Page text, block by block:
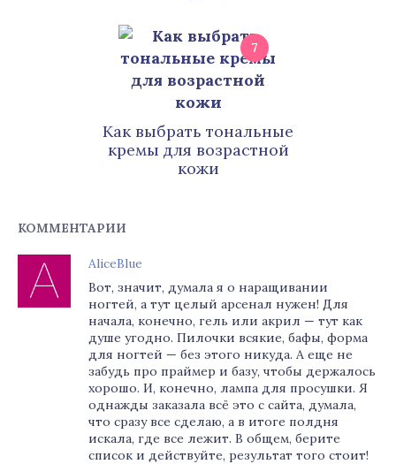
7
Как выбрать тональные
кремы для возрастной
кожи
КОММЕНТАРИИ
AliceBlue
Вот, значит, думала я о наращивании
ногтей, а тут целый арсенал нужен! Для
начала, конечно, гель или акрил — тут как
душе угодно. Пилочки всякие, бафы, форма
для ногтей — без этого никуда. А еще не
забудь про праймер и базу, чтобы держалось
хорошо. И, конечно, лампа для просушки. Я
однажды заказала всё это с сайта, думала,
что сразу все сделаю, а в итоге полдня
искала, где все лежит. В общем, берите
список и действуйте, результат того стоит!